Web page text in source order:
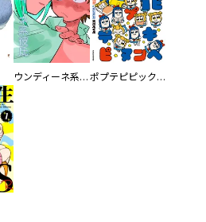
ウンディーネ系彼氏 ポプテピピック SEASON EIGHT